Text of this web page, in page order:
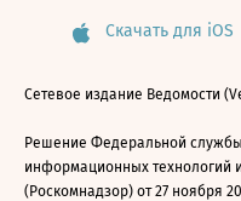
Скачать для iOS
Сетевое издание Ведомости
Решение Федеральной
информационных технологий
(Роскомнадзор) от 27 ноября